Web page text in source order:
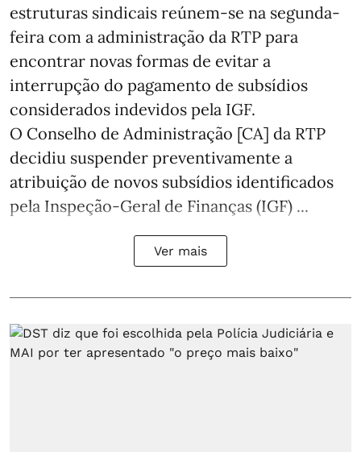
estruturas sindicais reúnem-se na segunda-
feira com a administração da RTP para
encontrar novas formas de evitar a
interrupção do pagamento de subsídios
considerados indevidos pela IGF.
O Conselho de Administração [CA] da RTP
decidiu suspender preventivamente a
atribuição de novos subsídios identificados
pela Inspeção-Geral de Finanças (IGF) ...
Ver mais